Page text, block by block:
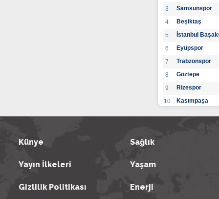
3
Samsunspor
4
Beşiktaş
5
İstanbul
6
Eyüpspor
7
Trabzonspor
8
Göztepe
9
Rizespor
10
Kasımpaşa
Künye
Yayın İlkeleri
Gizlilik Politikası
Sağlık
Yaşam
Enerji